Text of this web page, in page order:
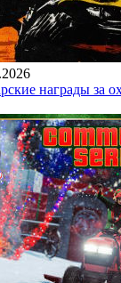
награды за